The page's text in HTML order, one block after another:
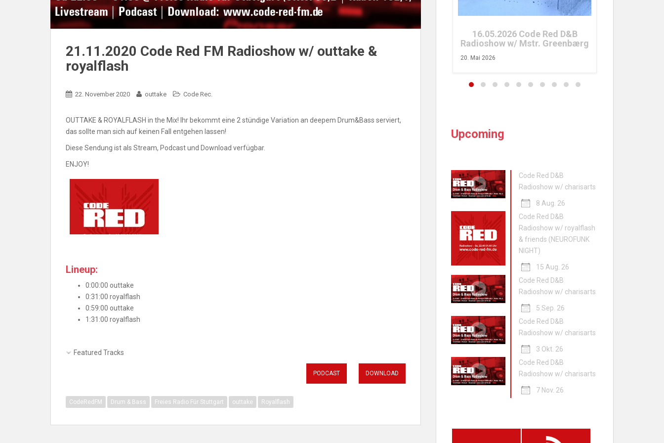
21.11.2020 Code Red FM Radioshow w/ outtake &
royalflash
22. November 2020 outtake Code Rec.
OUTTAKE & ROYALFLASH in the Mix! Ihr bekommt eine 2 stündige Variation an deepem Drum&Bass serviert,
das sollte man sich auf keinen Fall entgehen lassen!
Diese Sendung ist als Stream, Podcast und Download verfügbar.
ENJOY!
Lineup:
0:00:00 outtake
0:31:00 royalflash
0:59:00 outtake
1:31:00 royalflash
Featured Tracks
DOWNLOAD
PODCAST
CodeRedFM Drum & Bass Freies Radio Für Stuttgart outtake Royalflash
16.05.2026 Code Red D&B
Radioshow w/ Mstr. Greenbærg
20. Mai 2026
26. April 2026
Upcoming
Code Red D&B
Radioshow w/ charisarts
8 Aug. 26
Code Red D&B
Radioshow w/ royalflash
& friends (NEUROFUNK
NIGHT)
15 Aug. 26
Code Red D&B
Radioshow w/ charisarts
5 Sep. 26
Code Red D&B
Radioshow w/ charisarts
3 Okt. 26
Code Red D&B
Radioshow w/ charisarts
7 Nov. 26